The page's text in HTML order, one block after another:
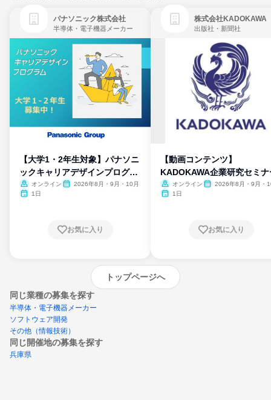
パナソニック株式会社
半導体・電子機器メーカー
【大学1・2年生対象】パナソニ
ックキャリアデザインプログラ
ム
オンライン
2026年8月・9月・10月
1日
お気に入り
株式会社KADOKAWA
出版社・新聞社
【動画コンテンツ】
KADOKAWA企業研究セミナ
オンライン
2026年8月・9月・
1日
お気に入り
トップページへ
同じ業種の募集を探す
半導体・電子機器メーカー
ソフトウェア開発
その他（情報技術）
同じ開催地の募集を探す
兵庫県